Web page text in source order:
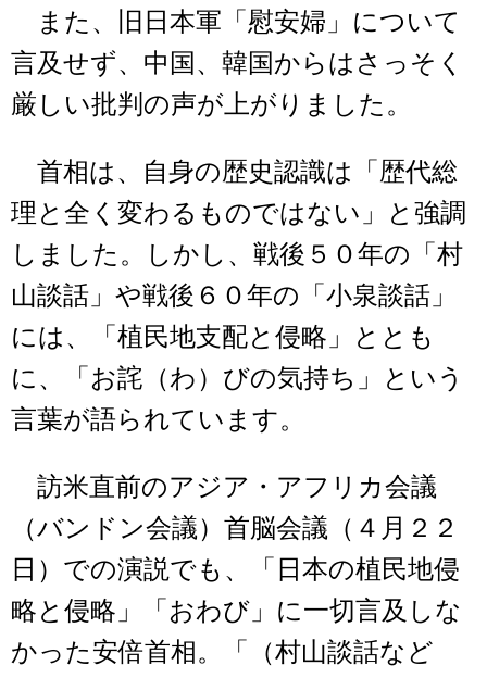
また、旧日本軍「慰安婦」について
言及せず、中国、韓国からはさっそく
厳しい批判の声が上がりました。
首相は、自身の歴史認識は「歴代総
理と全く変わるものではない」と強調
しました。しかし、戦後５０年の「村
山談話」や戦後６０年の「小泉談話」
には、「植民地支配と侵略」ととも
に、「お詫（わ）びの気持ち」という
言葉が語られています。
訪米直前のアジア・アフリカ会議
（バンドン会議）首脳会議（４月２２
日）での演説でも、「日本の植民地侵
略と侵略」「おわび」に一切言及しな
かった安倍首相。「（村山談話など